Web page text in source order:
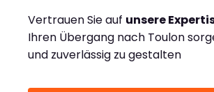
Vertrauen Sie auf unsere
Ihren Übergang nach Toulon
und zuverlässig zu gestalten